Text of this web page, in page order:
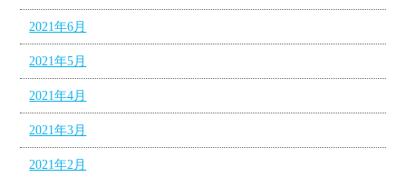
2021年6月
2021年5月
2021年4月
2021年3月
2021年2月